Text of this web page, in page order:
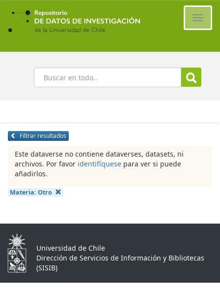
Ir
contenido
principal
Buscar
Filtrar resultados
Este dataverse no contiene dataverses, datasets, ni
archivos. Por favor identifíquese para ver si puede
añadirlos.
Materia: Otro
Universidad de Chile
Dirección de Servicios de Información y Bibliotecas
(SISIB)